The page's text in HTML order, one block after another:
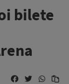
bilete